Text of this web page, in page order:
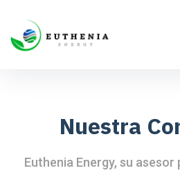
Nuestra
Euthenia Energy, su